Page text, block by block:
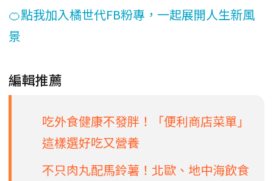
🍊點我加入橘世代FB粉專，一起展開人生新風
景
編輯推薦
吃外食健康不發胖！「便利商店菜單」
這樣選好吃又營養
不只肉丸配馬鈴薯！北歐、地中海飲食